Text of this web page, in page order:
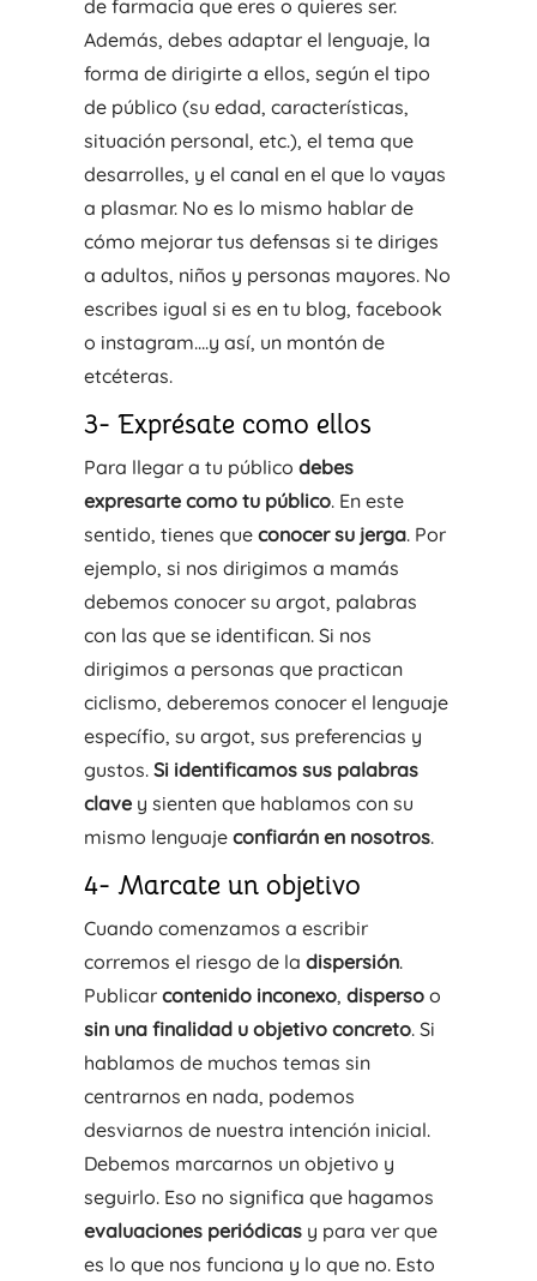
de farmacia que eres o quieres ser.
Además, debes adaptar el lenguaje, la
forma de dirigirte a ellos, según el tipo
de público (su edad, características,
situación personal, etc.), el tema que
desarrolles, y el canal en el que lo vayas
a plasmar. No es lo mismo hablar de
cómo mejorar tus defensas si te diriges
a adultos, niños y personas mayores. No
escribes igual si es en tu blog, facebook
o instagram….y así, un montón de
etcéteras.
3- Exprésate como ellos
Para llegar a tu público debes
expresarte como tu público. En este
sentido, tienes que conocer su jerga. Por
ejemplo, si nos dirigimos a mamás
debemos conocer su argot, palabras
con las que se identifican. Si nos
dirigimos a personas que practican
ciclismo, deberemos conocer el lenguaje
específio, su argot, sus preferencias y
gustos. Si identificamos sus palabras
clavey sienten que hablamos con su
mismo lenguaje confiarán en nosotros.
4- Marcate un objetivo
Cuando comenzamos a escribir
corremos el riesgo de la dispersión.
Publicar contenido inconexo, disperso o
sin una finalidad u objetivo concreto. Si
hablamos de muchos temas sin
centrarnos en nada, podemos
desviarnos de nuestra intención inicial.
Debemos marcarnos un objetivo y
seguirlo. Eso no significa que hagamos
evaluaciones periódicasy para ver que
es lo que nos funciona y lo que no. Esto